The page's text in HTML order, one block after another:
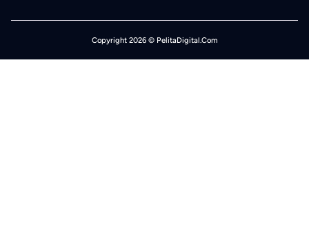
Copyright 2026 © PelitaDigital.Com